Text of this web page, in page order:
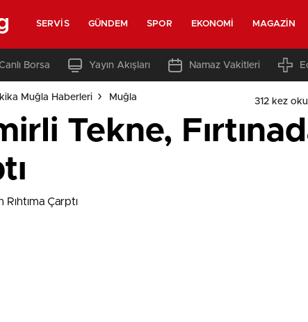
SERVIS GÜNDEM SPOR EKONOMI MAGAZIN
Borsa Yayın Akışları Namaz Vakitleri
Muğla Haberleri Muğla 312 kez
Tekne,